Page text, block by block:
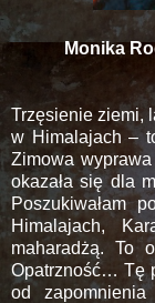
Monika
Trzęsienie ziemi,
w Himalajach ‒
Zimowa
okazała się dla
Poszukiwałam
Himalajach,
maharadżą. To
Opatrzność… Tę
od